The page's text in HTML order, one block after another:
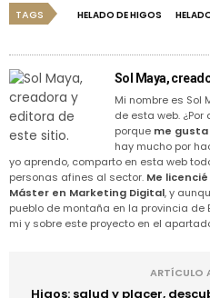
TAGS HELADO DE HIGOS
Sol Maya,
Mi nombre es Sol
de esta web.
porque me gusta
hay mucho por
yo aprendo, comparto en esta web
personas afines al sector. Me licencié
Máster en Marketing Digital, y
pueblo de montaña en la provincia de
mi y sobre este proyecto en el
ARTÍCULO
Higos: salud y placer,